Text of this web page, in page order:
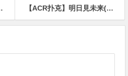
【ACR扑克】明日見未来(明日见未来，Asumi-Mirai)作品MIDV-208介绍及封面预览